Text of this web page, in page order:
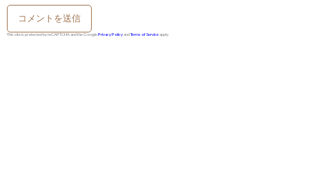
This site is protected by reCAPTCHA and the GooglePrivacy Policy andTerms of Service apply.